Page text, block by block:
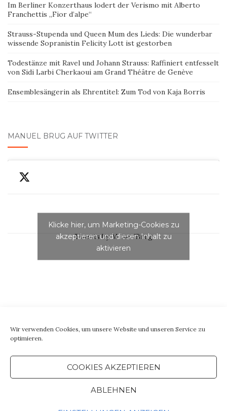
Wir verwenden Cookies, um unsere Website und unseren Service zu
optimieren.
COOKIES AKZEPTIEREN
ABLEHNEN
Im Berliner Konzerthaus lodert der Verismo mit Alberto
Franchettis „Fior d’alpe“
Strauss-Stupenda und Queen Mum des Lieds: Die wunderbar
wissende Sopranistin Felicity Lott ist gestorben
Todestänze mit Ravel und Johann Strauss: Raffiniert entfesselt
von Sidi Larbi Cherkaoui am Grand Théâtre de Genève
Ensemblesängerin als Ehrentitel: Zum Tod von Kaja Borris
MANUEL BRUG AUF TWITTER
Tweets by ManuelBrug
Klicke hier, um Marketing-Cookies zu
akzeptieren und diesen Inhalt zu
aktivieren
IMPRESSUM & DATENSCHUTZ Theme von